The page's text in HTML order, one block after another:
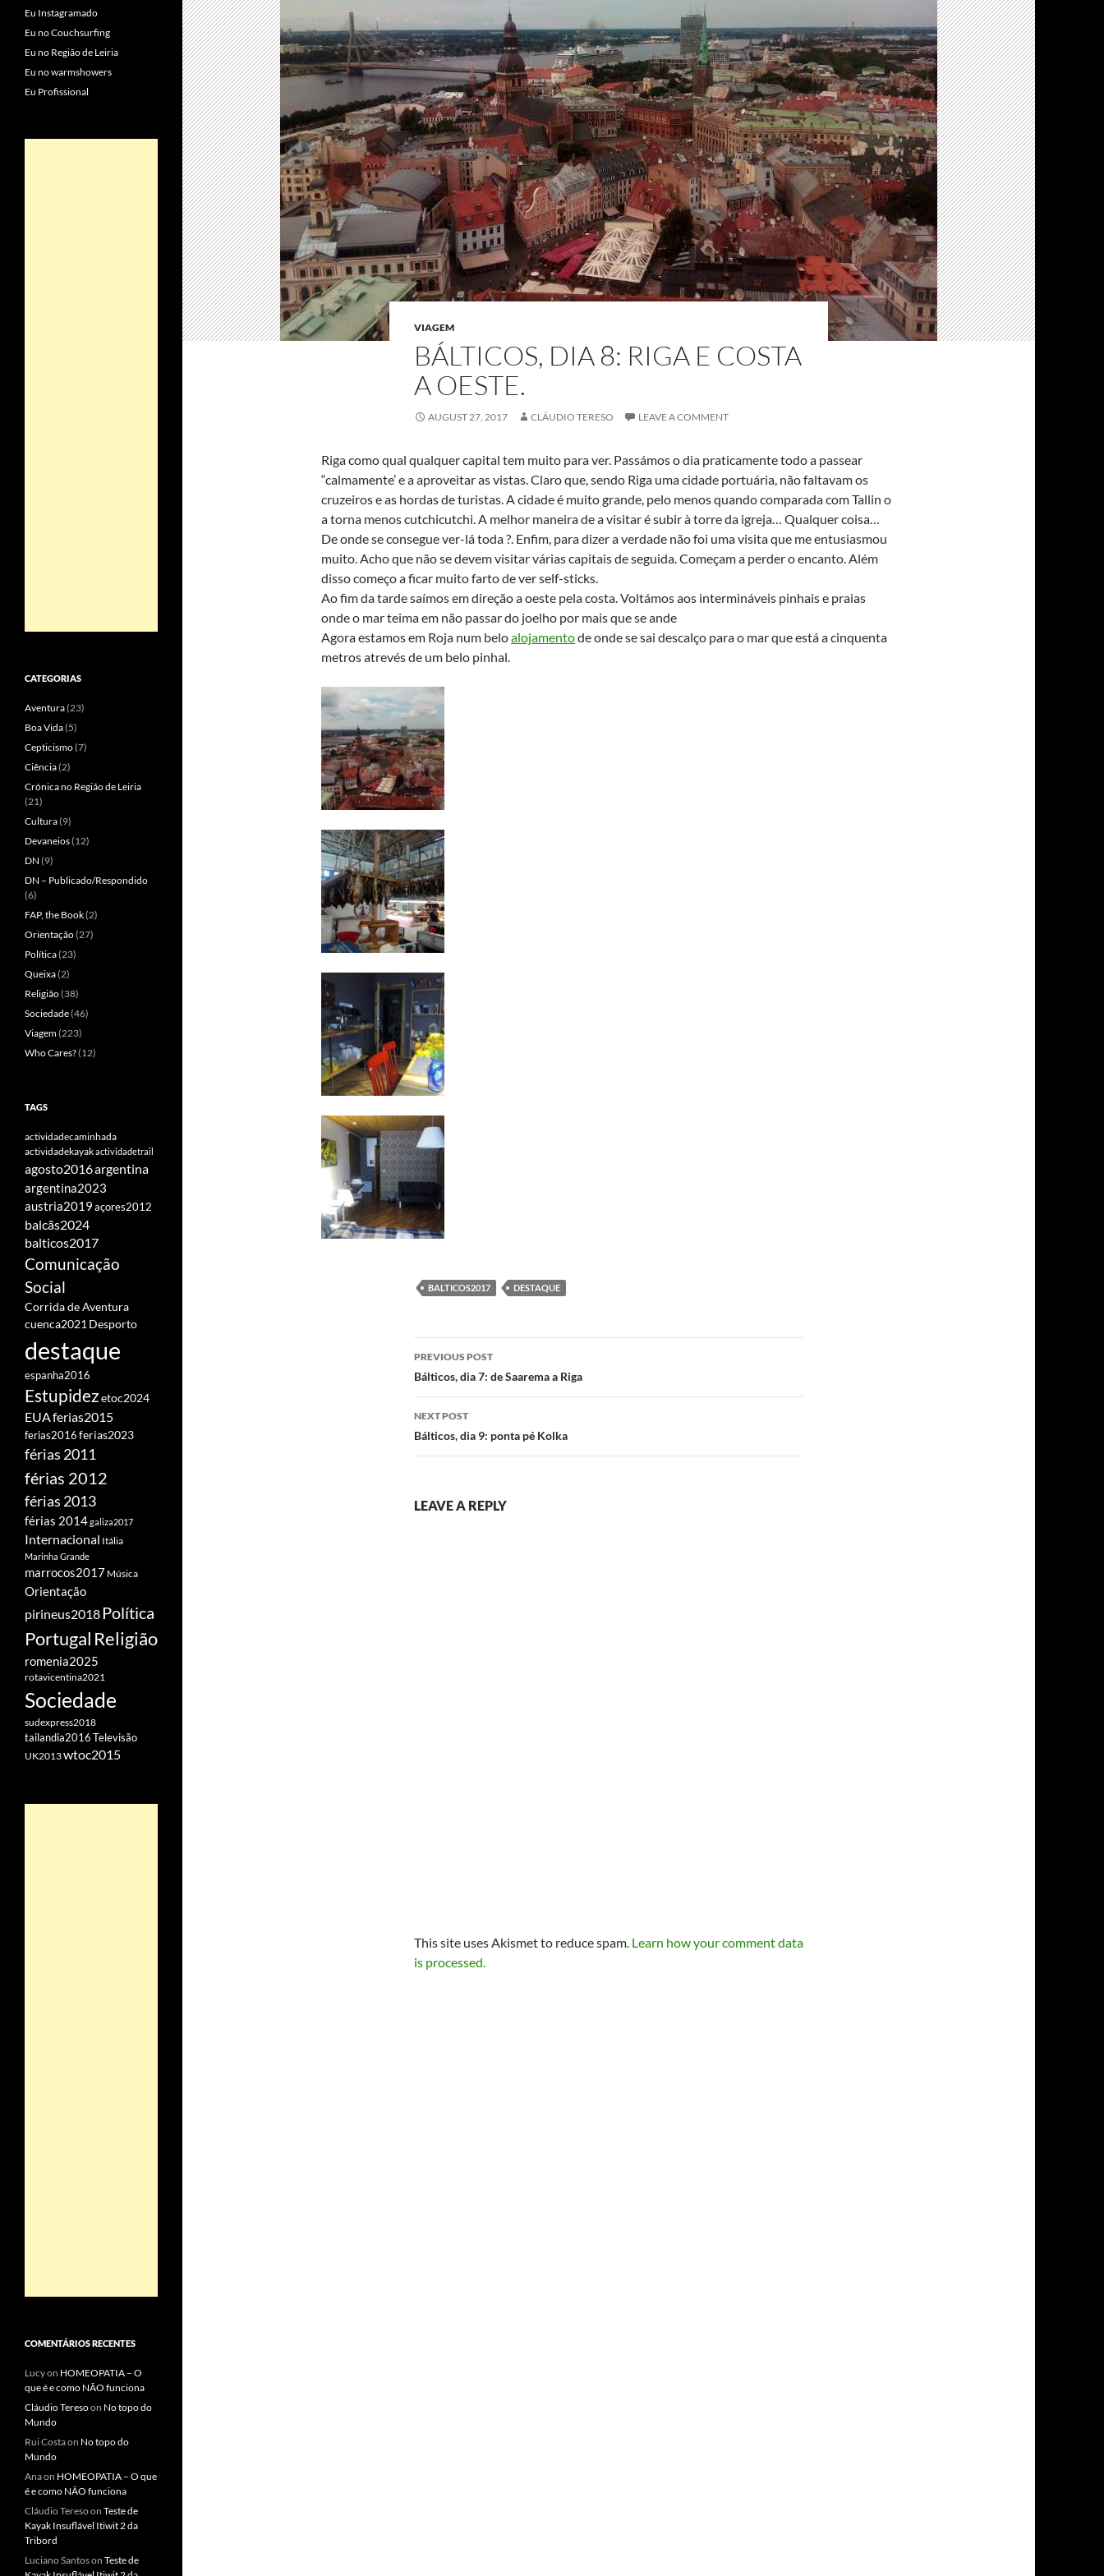
VIAGEM
BÁLTICOS, DIA 8: RIGA E COSTA
A OESTE.
AUGUST 27, 2017 CLÁUDIO TERESO LEAVE A COMMENT
Riga como qual qualquer capital tem muito para ver. Passámos o dia praticamente todo a passear
“calmamente’ e a aproveitar as vistas. Claro que, sendo Riga uma cidade portuária, não faltavam os
cruzeiros e as hordas de turistas. A cidade é muito grande, pelo menos quando comparada com Tallin o
a torna menos cutchicutchi. A melhor maneira de a visitar é subir à torre da igreja… Qualquer coisa…
De onde se consegue ver-lá toda ?. Enfim, para dizer a verdade não foi uma visita que me entusiasmou
muito. Acho que não se devem visitar várias capitais de seguida. Começam a perder o encanto. Além
disso começo a ficar muito farto de ver self-sticks.
Ao fim da tarde saímos em direção a oeste pela costa. Voltámos aos intermináveis pinhais e praias
onde o mar teima em não passar do joelho por mais que se ande
Agora estamos em Roja num beloalojamentode onde se sai descalço para o mar que está a cinquenta
metros atrevés de um belo pinhal.
BALTICOS2017 DESTAQUE
Post
navigation
PREVIOUS POST
Bálticos, dia 7: de Saarema a Riga
NEXT POST
Bálticos, dia 9: ponta pé Kolka
LEAVE A REPLY
This site uses Akismet to reduce spam. Learn how your comment data
is processed.
Eu Instagramado
Eu no Couchsurfing
Eu no Região de Leiria
Eu no warmshowers
Eu Profissional
CATEGORIAS
Aventura(23)
Boa Vida(5)
Cepticismo(7)
Ciência(2)
Crónica no Região de Leiria
(21)
Cultura(9)
Devaneios(12)
DN (9)
DN – Publicado/Respondido
(6)
FAP, the Book(2)
Orientação(27)
Política(23)
Queixa(2)
Religião(38)
Sociedade(46)
Viagem(223)
Who Cares?(12)
TAGS
actividadecaminhada
actividadekayakactividadetrail
agosto2016argentina
argentina2023
austria2019açores2012
balcãs2024
balticos2017
Comunicação
Social
Corrida de Aventura
cuenca2021 Desporto
destaque
espanha2016
Estupidezetoc2024
EUAferias2015
ferias2016ferias2023
férias 2011
férias 2012
férias 2013
férias 2014galiza2017
Internacional Itália
Marinha Grande
marrocos2017 Música
Orientação
pirineus2018 Política
Portugal Religião
romenia2025
rotavicentina2021
Sociedade
sudexpress2018
tailandia2016Televisão
UK2013wtoc2015
COMENTÁRIOS RECENTES
Lucyon HOMEOPATIA – O
que é e como NÃO funciona
Cláudio Teresoon No topo do
Mundo
Rui Costaon No topo do
Mundo
Anaon HOMEOPATIA – O que
é e como NÃO funciona
Cláudio Teresoon Teste de
Kayak Insuflável Itiwit 2 da
Tribord
Luciano Santoson Teste de